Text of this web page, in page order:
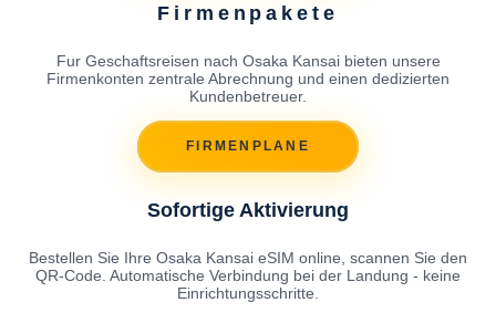
Firmenpakete
Fur Geschaftsreisen nach Osaka Kansai bieten unsere
Firmenkonten zentrale Abrechnung und einen dedizierten
Kundenbetreuer.
FIRMENPLANE
Sofortige Aktivierung
Bestellen Sie Ihre Osaka Kansai eSIM online, scannen Sie den
QR-Code. Automatische Verbindung bei der Landung - keine
Einrichtungsschritte.